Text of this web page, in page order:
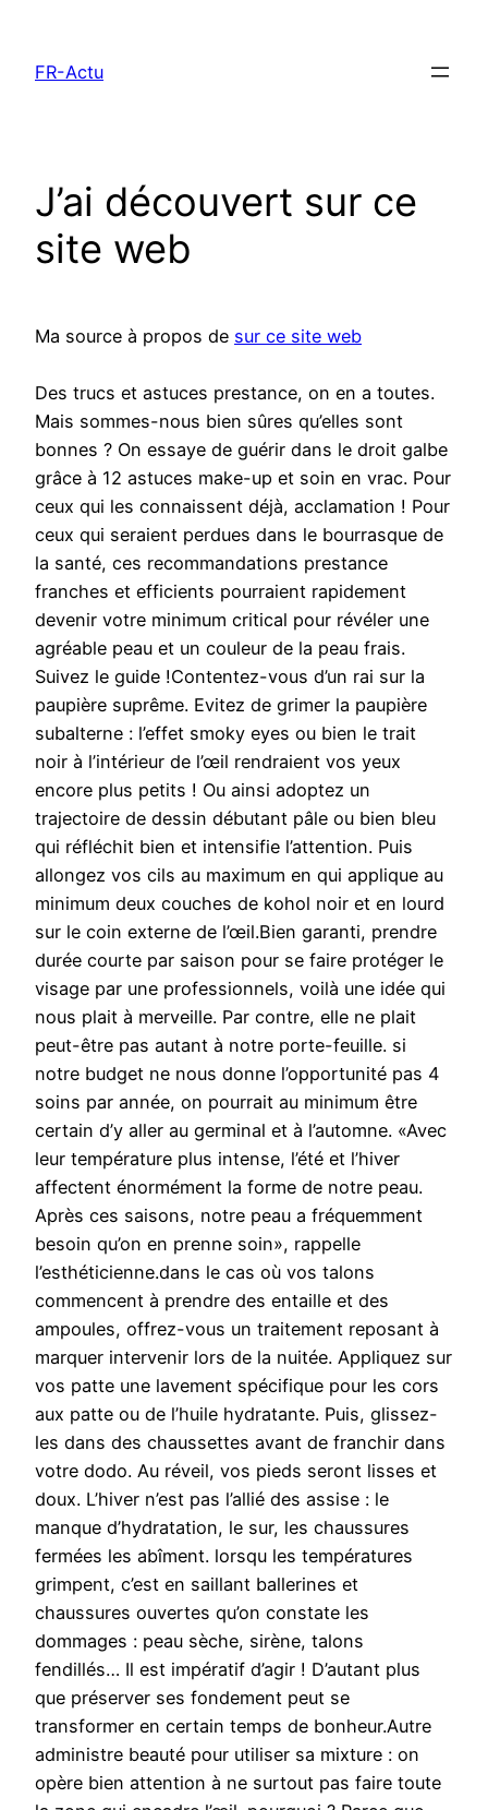
contenu
FR-Actu
J’ai découvert sur ce
site web
Ma source à propos de sur ce site web
Des trucs et astuces prestance, on en a toutes.
Mais sommes-nous bien sûres qu’elles sont
bonnes ? On essaye de guérir dans le droit galbe
grâce à 12 astuces make-up et soin en vrac. Pour
ceux qui les connaissent déjà, acclamation ! Pour
ceux qui seraient perdues dans le bourrasque de
la santé, ces recommandations prestance
franches et efficients pourraient rapidement
devenir votre minimum critical pour révéler une
agréable peau et un couleur de la peau frais.
Suivez le guide !Contentez-vous d’un rai sur la
paupière suprême. Evitez de grimer la paupière
subalterne : l’effet smoky eyes ou bien le trait
noir à l’intérieur de l’œil rendraient vos yeux
encore plus petits ! Ou ainsi adoptez un
trajectoire de dessin débutant pâle ou bien bleu
qui réfléchit bien et intensifie l’attention. Puis
allongez vos cils au maximum en qui applique au
minimum deux couches de kohol noir et en lourd
sur le coin externe de l’œil.Bien garanti, prendre
durée courte par saison pour se faire protéger le
visage par une professionnels, voilà une idée qui
nous plait à merveille. Par contre, elle ne plait
peut-être pas autant à notre porte-feuille. si
notre budget ne nous donne l’opportunité pas 4
soins par année, on pourrait au minimum être
certain d’y aller au germinal et à l’automne. «Avec
leur température plus intense, l’été et l’hiver
affectent énormément la forme de notre peau.
Après ces saisons, notre peau a fréquemment
besoin qu’on en prenne soin», rappelle
l’esthéticienne.dans le cas où vos talons
commencent à prendre des entaille et des
ampoules, offrez-vous un traitement reposant à
marquer intervenir lors de la nuitée. Appliquez sur
vos patte une lavement spécifique pour les cors
aux patte ou de l’huile hydratante. Puis, glissez-
les dans des chaussettes avant de franchir dans
votre dodo. Au réveil, vos pieds seront lisses et
doux. L’hiver n’est pas l’allié des assise : le
manque d’hydratation, le sur, les chaussures
fermées les abîment. lorsqu les températures
grimpent, c’est en saillant ballerines et
chaussures ouvertes qu’on constate les
dommages : peau sèche, sirène, talons
fendillés… Il est impératif d’agir ! D’autant plus
que préserver ses fondement peut se
transformer en certain temps de bonheur.Autre
administre beauté pour utiliser sa mixture : on
opère bien attention à ne surtout pas faire toute